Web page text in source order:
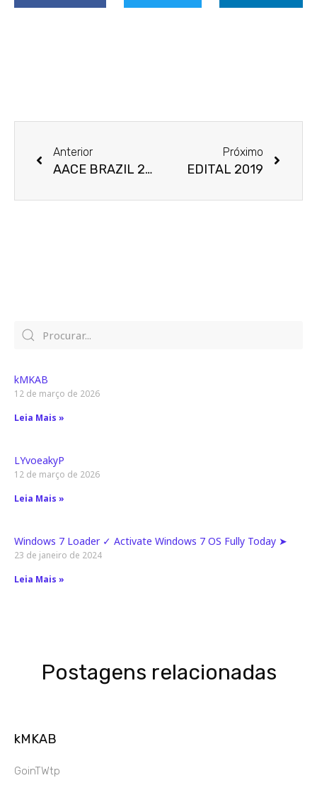
Anterior
AACE BRAZIL 2018
Próximo
EDITAL 2019
kMKAB
12 de março de 2026
Leia Mais »
LYvoeakyP
12 de março de 2026
Leia Mais »
Windows 7 Loader ✓ Activate Windows 7 OS Fully Today ➤
23 de janeiro de 2024
Leia Mais »
Postagens relacionadas
kMKAB
GoinTWtp